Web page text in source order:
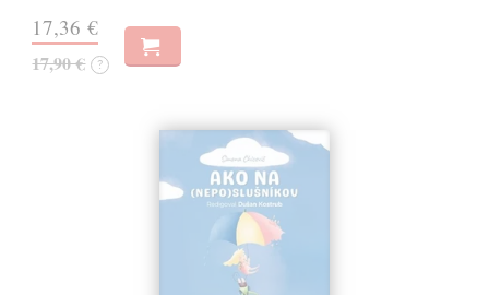
17,36 €
17,90 € ?